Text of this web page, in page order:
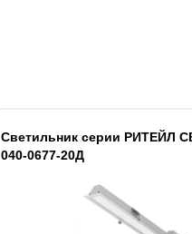
Светильник cерии РИТЕЙЛ
040-0677-20Д